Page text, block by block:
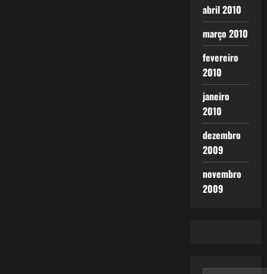
abril 2010
março 2010
fevereiro
2010
janeiro
2010
dezembro
2009
novembro
2009